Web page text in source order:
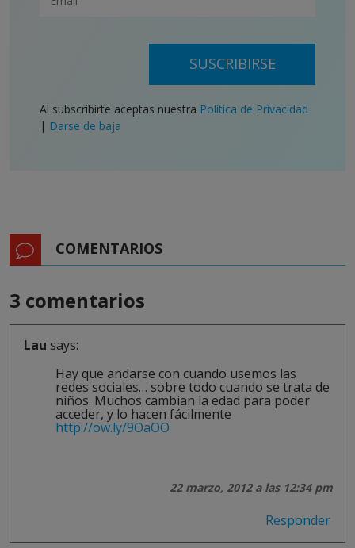
SUSCRIBIRSE
Al subscribirte aceptas nuestra Política de Privacidad
| Darse de baja
COMENTARIOS
3 comentarios
Lau says:
22 marzo, 2012 a las 12:34 pm
Hay que andarse con cuando usemos las
redes sociales… sobre todo cuando se trata de
niños. Muchos cambian la edad para poder
acceder, y lo hacen fácilmente
http://ow.ly/9OaOO
Responder